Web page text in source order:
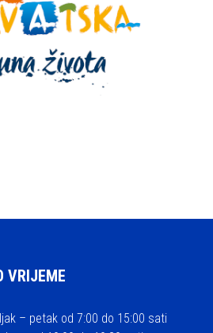
VRIJEME
– petak od 7:00 do 15:00 sati